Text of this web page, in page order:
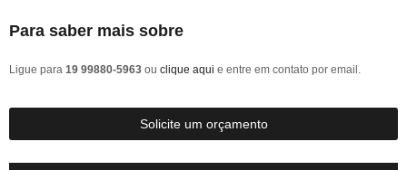
Para saber mais sobre
Ligue para 19 99880-5963 ou clique aqui e entre em contato por email.
Solicite um orçamento